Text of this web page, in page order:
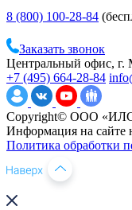
8 (800) 100-28-84
Заказать звонок
Центральный офис, г.
+7 (495) 664-28-84
Copyright© ООО
Информация на сайте
Политика обработки